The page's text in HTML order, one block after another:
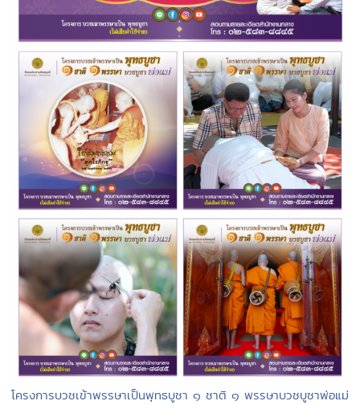
โครงการบวชเข้าพรรษาเป็นพุทธบูชา ๑ ชาติ ๑ พรรษาบวชบูชาพ่อแม่